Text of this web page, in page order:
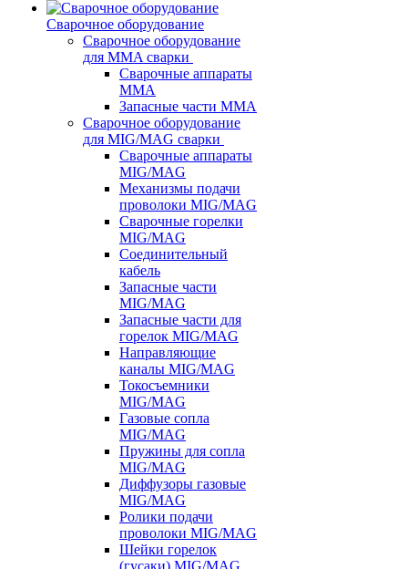
Сварочное оборудование
Сварочное оборудование
для MMA сварки
Сварочные аппараты
MMA
Запасные части MMA
Сварочное оборудование
для MIG/MAG сварки
Сварочные аппараты
MIG/MAG
Механизмы подачи
проволоки MIG/MAG
Сварочные горелки
MIG/MAG
Соединительный
кабель
Запасные части
MIG/MAG
Запасные части для
горелок MIG/MAG
Направляющие
каналы MIG/MAG
Токосъемники
MIG/MAG
Газовые сопла
MIG/MAG
Пружины для сопла
MIG/MAG
Диффузоры газовые
MIG/MAG
Ролики подачи
проволоки MIG/MAG
Шейки горелок
(гусаки) MIG/MAG